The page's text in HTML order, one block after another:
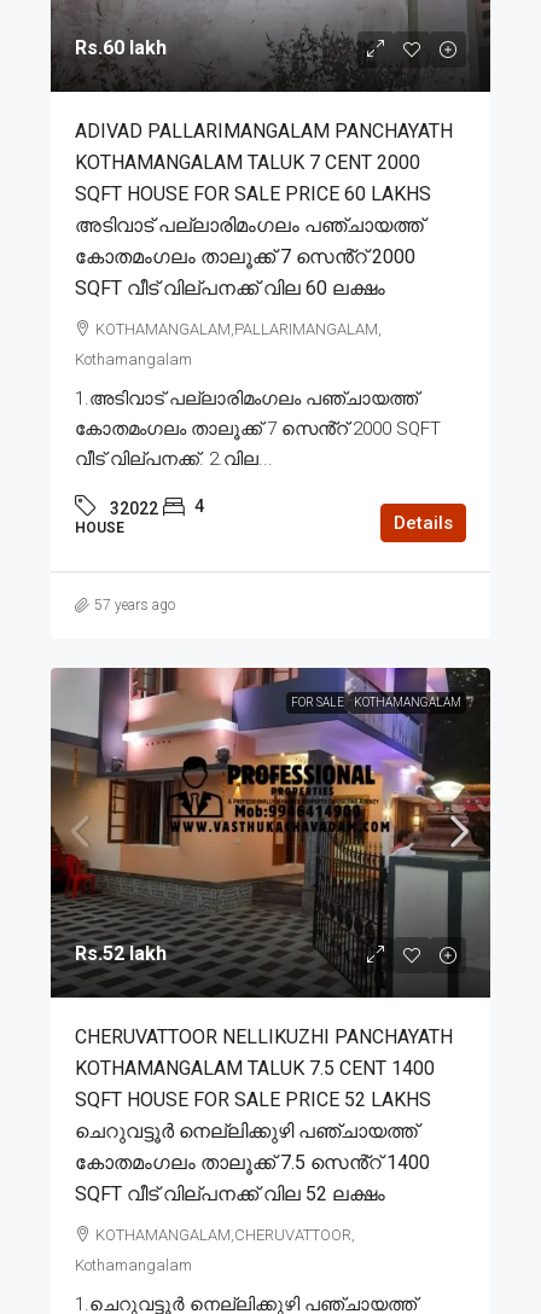
Rs.60 lakh
ADIVAD PALLARIMANGALAM PANCHAYATH
KOTHAMANGALAM TALUK 7 CENT 2000
SQFT HOUSE FOR SALE PRICE 60 LAKHS
അടിവാട് പല്ലാരിമംഗലം പഞ്ചായത്ത്
കോതമംഗലം താലൂക്ക് 7 സെൻ്റ് 2000
SQFT വീട് വില്പനക്ക് വില 60 ലക്ഷം
KOTHAMANGALAM,PALLARIMANGALAM,
Kothamangalam
1.അടിവാട് പല്ലാരിമംഗലം പഞ്ചായത്ത്
കോതമംഗലം താലൂക്ക് 7 സെൻ്റ് 2000 SQFT
വീട് വില്പനക്ക്. 2.വില...
32022 4
HOUSE Details
57 years ago
FOR SALE KOTHAMANGALAM
Rs.52 lakh
CHERUVATTOOR NELLIKUZHI PANCHAYATH
KOTHAMANGALAM TALUK 7.5 CENT 1400
SQFT HOUSE FOR SALE PRICE 52 LAKHS
ചെറുവട്ടൂർ നെല്ലിക്കുഴി പഞ്ചായത്ത്
കോതമംഗലം താലൂക്ക് 7.5 സെൻ്റ് 1400
SQFT വീട് വില്പനക്ക് വില 52 ലക്ഷം
KOTHAMANGALAM,CHERUVATTOOR,
Kothamangalam
1.ചെറുവട്ടൂർ നെല്ലിക്കുഴി പഞ്ചായത്ത്